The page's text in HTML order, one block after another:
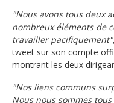
"Nous avons tous deux
nombreux éléments de
travailler pacifiquement"
tweet sur son compte
montrant les deux
"Nos liens communs
Nous nous sommes